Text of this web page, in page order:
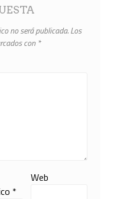
no será publicada.Los
con *
*
Web